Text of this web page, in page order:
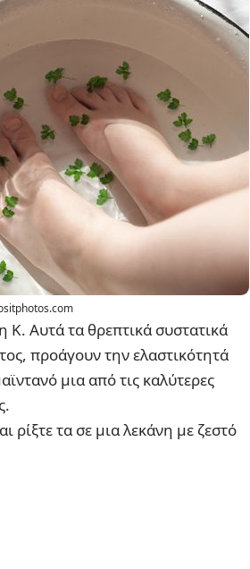
Κ. Αυτά τα θρεπτικά συστατικά
προάγουν την ελαστικότητά
μια από τις καλύτερες
ρίξτε τα σε μια λεκάνη με ζεστό